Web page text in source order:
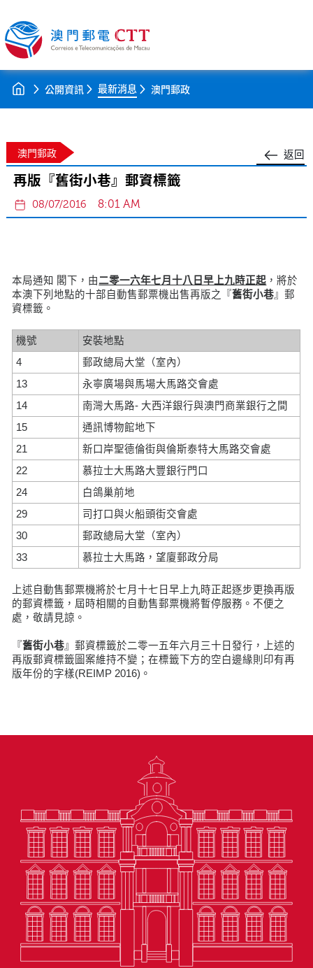
公開資訊 最新消息 澳門郵政
返回
澳門郵政
再版『舊街小巷』郵資標籤
08/07/2016 8:01 AM
本局通知 閣下，由二零一六年七月十八日早上九時正起 ，將於
本澳下列地點的十部自動售郵票機出售再版之『舊街小巷』郵
資標籤。
機號
安裝地點
4
郵政總局大堂（室內）
13
永寧廣場與馬場大馬路交會處
14
南灣大馬路- 大西洋銀行與澳門商業銀行之間
15
通訊博物館地下
21
新口岸聖德倫街與倫斯泰特大馬路交會處
22
慕拉士大馬路大豐銀行門口
24
白鴿巢前地
29
司打口與火船頭街交會處
30
郵政總局大堂（室內）
33
慕拉士大馬路，望廈郵政分局
上述自動售郵票機將於七月十七日早上九時正起逐步更換再版
的郵資標籤，屆時相關的自動售郵票機將暫停服務。不便之
處，敬請見諒。
『舊街小巷』郵資標籤於二零一五年六月三十日發行，上述的
再版郵資標籤圖案維持不變；在標籤下方的空白邊緣則印有再
版年份的字樣(REIMP 2016)。